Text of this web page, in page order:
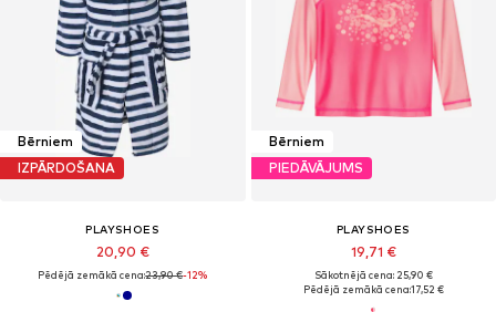
Bērniem
IZPĀRDOŠANA
PLAYSHOES
20,90 €
Pēdējā zemākā cena:23,90 €-12%
Bērniem
PIEDĀVĀJUMS
PLAYSHOES
19,71 €
Sākotnējā cena: 25,90 €
Pēdējā zemākā cena:17,52 €